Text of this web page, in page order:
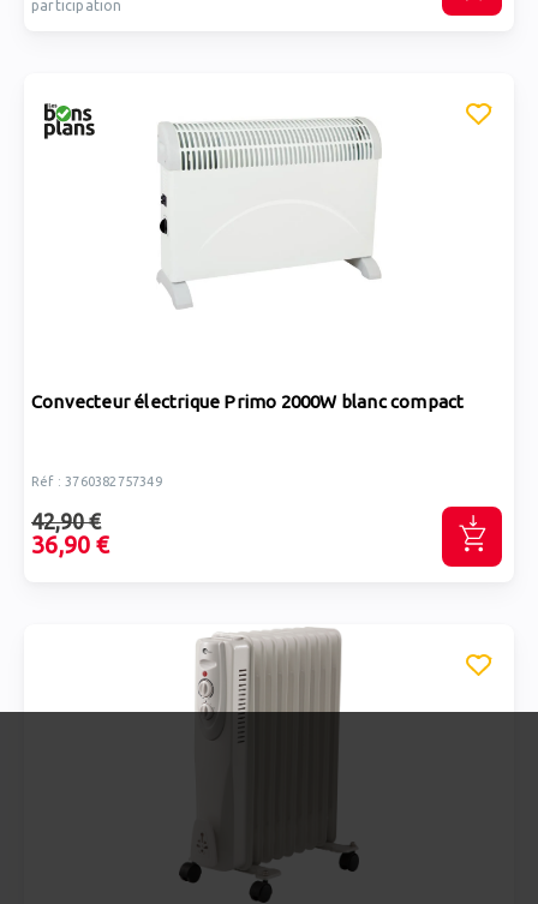
participation
Convecteur électrique Primo 2000W blanc compact
Réf : 3760382757349
36,90 €
42,90 €